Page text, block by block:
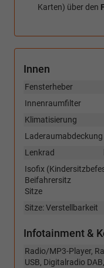
Karten) über den
Innen
Fensterheber
Innenraumfilter
Klimatisierung
Laderaumabdeckung
Lenkrad
Isofix
Beifahrersitz
Sitze
Sitze: Verstellbarkeit
Infotainment &
Radio/MP3-Player,
USB, Digitalradio